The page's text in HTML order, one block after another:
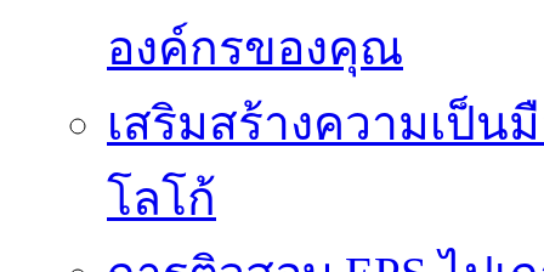
องค์กรของคุณ
เสริมสร้างความเป็
โลโก้